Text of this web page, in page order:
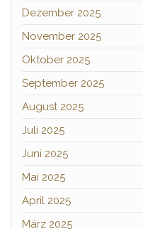
Dezember 2025
November 2025
Oktober 2025
September 2025
August 2025
Juli 2025
Juni 2025
Mai 2025
April 2025
März 2025